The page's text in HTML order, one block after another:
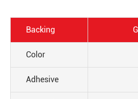
Backing
Color
Adhesive